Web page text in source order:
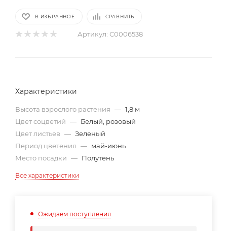
В ИЗБРАННОЕ СРАВНИТЬ
Артикул: С0006538
Характеристики
Высота взрослого растения — 1,8 м
Цвет соцветий — Белый, розовый
Цвет листьев — Зеленый
Период цветения — май-июнь
Место посадки — Полутень
Все характеристики
Ожидаем поступления